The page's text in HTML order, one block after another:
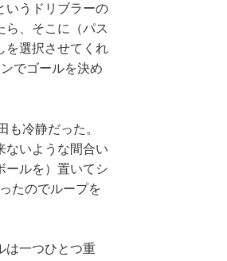
いうドリブラーの
ら、そこに（パス
を選択させてくれ
でゴールを決め
冷静だった。
ないような間合い
ールを）置いてシ
たのでループを
は一つひとつ重